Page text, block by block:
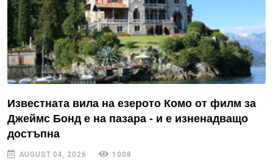
Известната вила на езерото Комо от филм за
Джеймс Бонд е на пазара - и е изненадващо
достъпна
AUGUST 04, 2026 1008